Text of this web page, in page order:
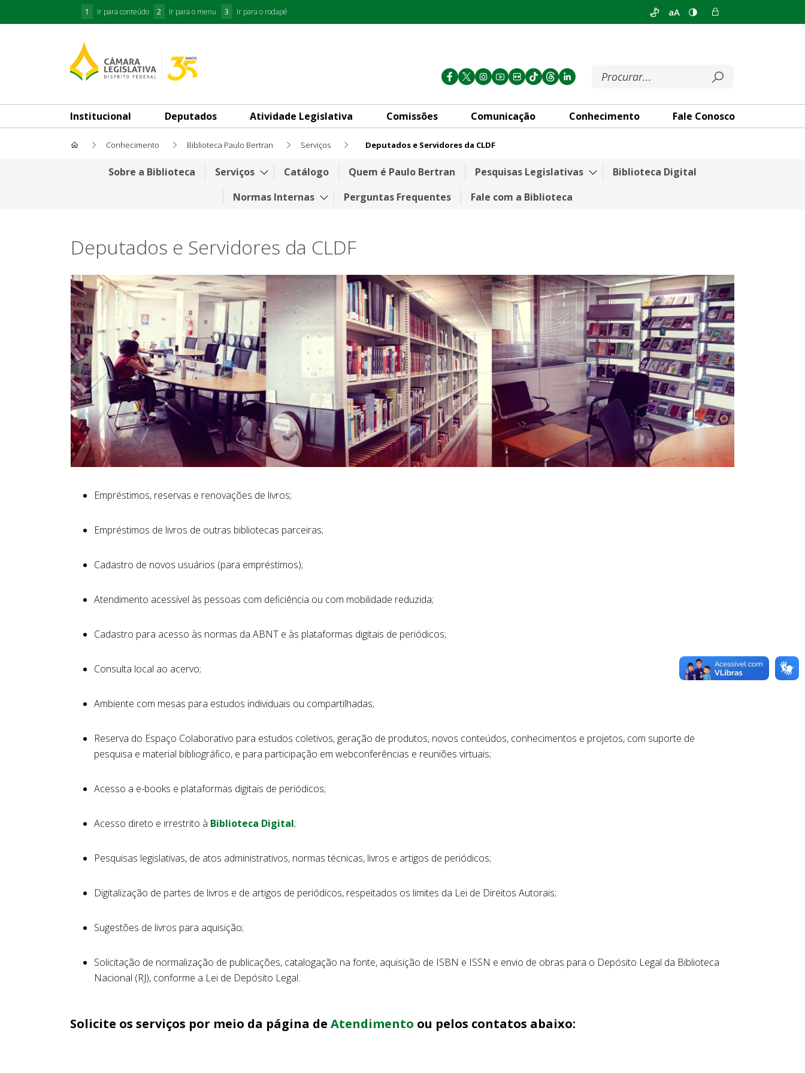
1 Ir para conteúdo 2 Ir para o menu 3 Ir para o rodapé aA
Institucional Deputados Atividade Legislativa Comissões Comunicação Conhecimento Fale Conosco
Conhecimento Biblioteca Paulo Bertran Serviços Deputados e Servidores da CLDF
Deputados e Servidores da CLDF
Sobre a Biblioteca Serviços Catálogo Quem é Paulo Bertran Pesquisas Legislativas
Biblioteca Digital
Normas Internas
Perguntas Frequentes Fale com a Biblioteca
Deputados e Servidores da CLDF
Empréstimos, reservas e renovações de livros;
Empréstimos de livros de outras bibliotecas parceiras;
Cadastro de novos usuários (para empréstimos);
Atendimento acessível às pessoas com deficiência ou com mobilidade reduzida;
Cadastro para acesso às normas da ABNT e às plataformas digitais de periódicos;
Consulta local ao acervo;
Ambiente com mesas para estudos individuais ou compartilhadas;
Reserva do Espaço Colaborativo para estudos coletivos, geração de produtos, novos conteúdos, conhecimentos e projetos, com suporte de
pesquisa e material bibliográfico, e para participação em webconferências e reuniões virtuais;
Acesso a e-books e plataformas digitais de periódicos;
Acesso direto e irrestrito à Biblioteca Digital;
Pesquisas legislativas, de atos administrativos, normas técnicas, livros e artigos de periódicos;
Digitalização de partes de livros e de artigos de periódicos, respeitados os limites da Lei de Direitos Autorais;
Sugestões de livros para aquisição;
Solicitação de normalização de publicações, catalogação na fonte, aquisição de ISBN e ISSN e envio de obras para o Depósito Legal da Biblioteca
Nacional (RJ), conforme a Lei de Depósito Legal.
Solicite os serviços por meio da página de Atendimento ou pelos contatos abaixo: